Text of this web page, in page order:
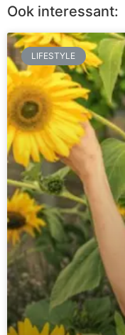
Ook interessant:
LIFESTYLE